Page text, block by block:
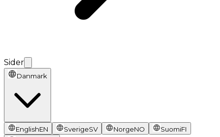
Sider
Danmark
EnglishEN SverigeSV NorgeNO SuomiFI